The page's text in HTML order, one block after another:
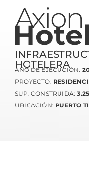
HOTELERA
AÑO DE EJECUCIÓN:
PROYECTO:
SUP. CONSTRUIDA:
UBICACIÓN: PUERTO